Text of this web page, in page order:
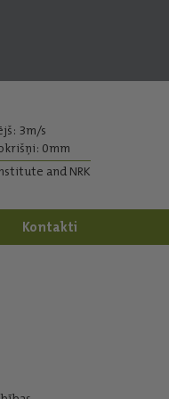
3m/s
0mm
and NRK
Kontakti